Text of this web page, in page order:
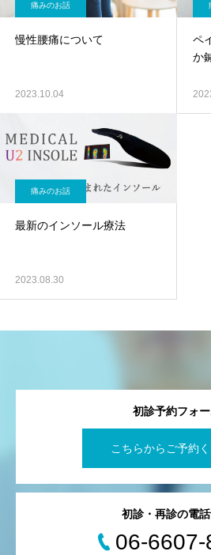
痛みのお話
慢性腰痛について
2023.10.04
ペ
か
痛みのお話
最新のインソール療法
2023.08.30
初診予約フォ
こちらからご予約
初診・再診の電
06-6607-